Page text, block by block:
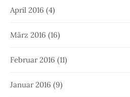
April 2016 (4)
März 2016 (16)
Februar 2016 (11)
Januar 2016 (9)